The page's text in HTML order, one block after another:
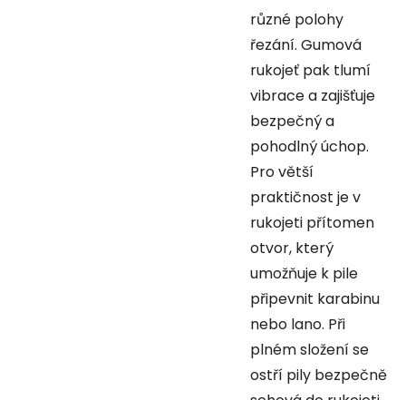
různé polohy
řezání. Gumová
rukojeť pak tlumí
vibrace a zajišťuje
bezpečný a
pohodlný úchop.
Pro větší
praktičnost je v
rukojeti přítomen
otvor, který
umožňuje k pile
připevnit karabinu
nebo lano. Při
plném složení se
ostří pily bezpečně